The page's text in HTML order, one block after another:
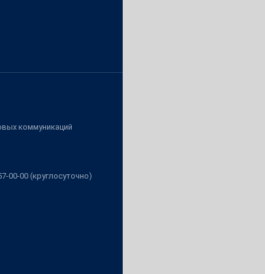
коммуникаций
00-00 (круглосуточно)